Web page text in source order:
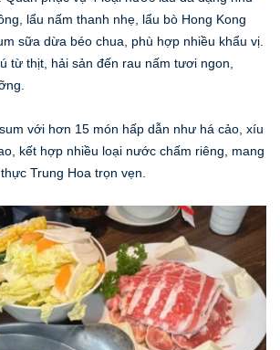
lẩu nấm thanh nhẹ, lẩu bò Hong Kong
sữa dừa béo chua, phù hợp nhiều khẩu vị.
từ thịt, hải sản đến rau nấm tươi ngon,
với hơn 15 món hấp dẫn như há cảo, xíu
kết hợp nhiều loại nước chấm riêng, mang
Trung Hoa trọn vẹn.